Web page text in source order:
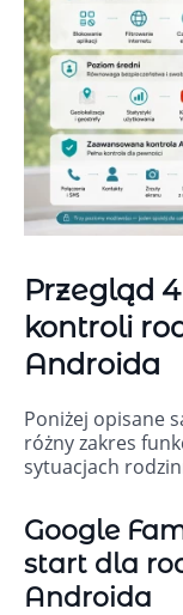
Przegląd
kontroli
Androida
Poniżej opisane
różny zakres
sytuacjach
Google
start dla
Androida